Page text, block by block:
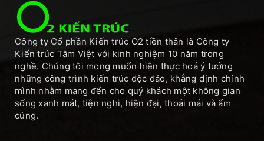
Công ty Cổ phần Kiến trúc O2 tiền thân là Công ty
Kiến trúc Tâm Việt với kinh nghiệm 10 năm trong
nghề. Chúng tôi mong muốn hiện thực hoá ý tưởng
những công trình kiến trúc độc đáo, khẳng định chính
mình nhằm mang đến cho quý khách một không gian
sống xanh mát, tiện nghi, hiện đại, thoải mái và ấm
cúng.